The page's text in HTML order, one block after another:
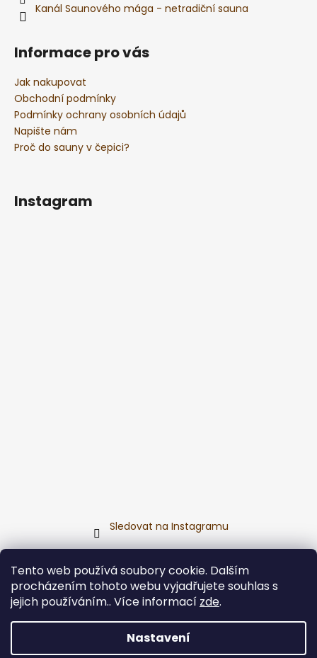
Tento web používá soubory cookie. Dalším
procházením tohoto webu vyjadřujete souhlas s
jejich používáním.. Více informací zde.
Nastavení
Kanál Saunového mága - netradiční sauna
Informace pro vás
Jak nakupovat
Obchodní podmínky
Podmínky ochrany osobních údajů
Napište nám
Proč do sauny v čepici?
Instagram
Sledovat na Instagramu
Přijímáme online platby